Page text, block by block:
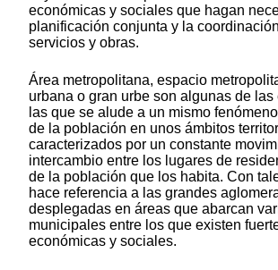
económicas y sociales que hagan
planificación conjunta y la
servicios y obras.
Área metropolitana, espacio
urbana o gran urbe son algunas de
las que se alude a un mismo
de la población en unos ámbitos
caracterizados por un constante
intercambio entre los lugares de
de la población que los habita. Con
hace referencia a las grandes
desplegadas en áreas que abarcan
municipales entre los que existen
económicas y sociales.